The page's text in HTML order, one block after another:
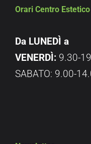
Orari Centro Estetico
Da LUNEDÌ a
VENERDÌ: 9.30-
SABATO: 9.00-